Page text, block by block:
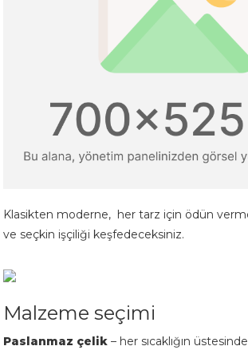
Klasikten moderne, her tarz için ödün
ve seçkin işçiliği keşfedeceksiniz.
Malzeme seçimi
Paslanmaz çelik – her sıcaklığın